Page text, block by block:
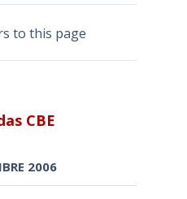
CBE
2006